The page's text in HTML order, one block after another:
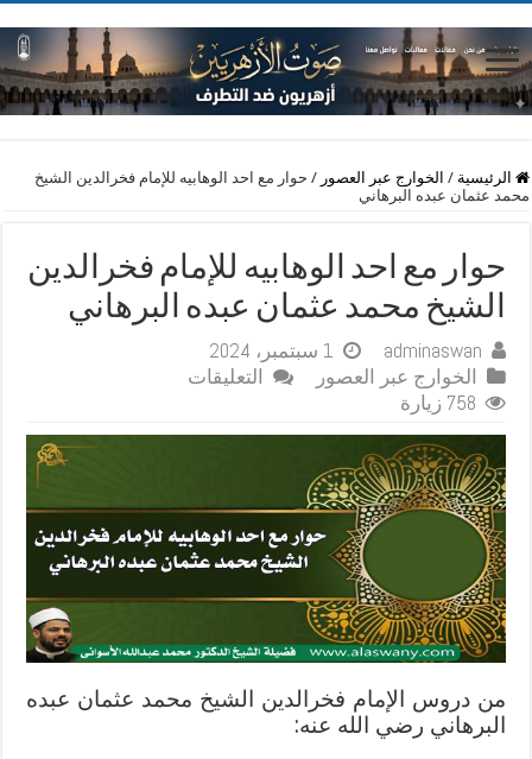
الرئيسية / الخوارج عبر العصور / حوار مع احد الوهابيه للإمام فخرالدين الشيخ
محمد عثمان عبده البرهاني
حوار مع احد الوهابيه للإمام فخرالدين
الشيخ محمد عثمان عبده البرهاني
adminaswan
1 سبتمبر، 2024
الخوارج عبر العصور
التعليقات
للإمام
فخرالدين
الشيخ
عثمان
البرهاني
758 زيارة
من دروس الإمام فخرالدين الشيخ محمد عثمان عبده
البرهاني رضي الله عنه: